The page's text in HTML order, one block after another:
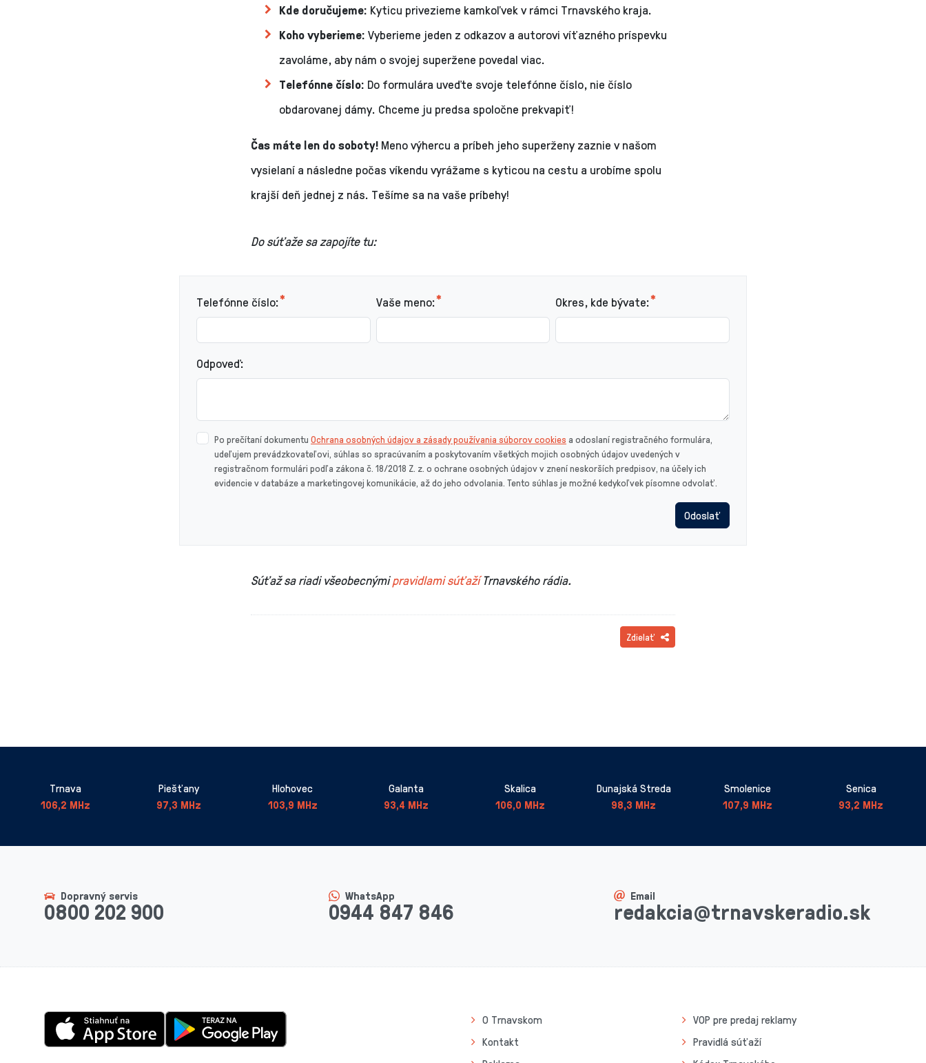
Kde doručujeme: Kyticu privezieme kamkoľvek v rámci Trnavského kraja.
Koho vyberieme: Vyberieme jeden z odkazov a autorovi víťazného príspevku
zavoláme, aby nám o svojej superžene povedal viac.
Telefónne číslo: Do formulára uveďte svoje telefónne číslo, nie číslo
obdarovanej dámy. Chceme ju predsa spoločne prekvapiť!
Čas máte len do soboty! Meno výhercu a príbeh jeho superženy zaznie v našom
vysielaní a následne počas víkendu vyrážame s kyticou na cestu a urobíme spolu
krajší deň jednej z nás. Tešíme sa na vaše príbehy!
Do súťaže sa zapojíte tu:
Telefónne číslo: Vaše meno: Okres, kde bývate:
Odpoveď:
Po prečítaní dokumentu Ochrana osobných údajov a zásady používania súborov cookies a odoslaní registračného formulára,
udeľujem prevádzkovateľovi, súhlas so spracúvaním a poskytovaním všetkých mojich osobných údajov uvedených v
registračnom formulári podľa zákona č. 18/2018 Z. z. o ochrane osobných údajov v znení neskorších predpisov, na účely ich
evidencie v databáze a marketingovej komunikácie, až do jeho odvolania. Tento súhlas je možné kedykoľvek písomne odvolať.
Odoslať
Súťaž sa riadi všeobecnýmipravidlami súťažíTrnavského rádia.
Zdielať
Trnava
106,2 MHz
Piešťany
97,3 MHz
Hlohovec
103,9 MHz
Galanta
93,4 MHz
Skalica
106,0 MHz
Dunajská Streda
98,3 MHz
Smolenice
107,9 MHz
Senica
93,2 MHz
Dopravný servis
0800 202 900
WhatsApp
0944 847 846
Email
redakcia@trnavskeradio.sk
O Trnavskom
Kontakt
VOP pre predaj reklamy
Pravidlá súťaží